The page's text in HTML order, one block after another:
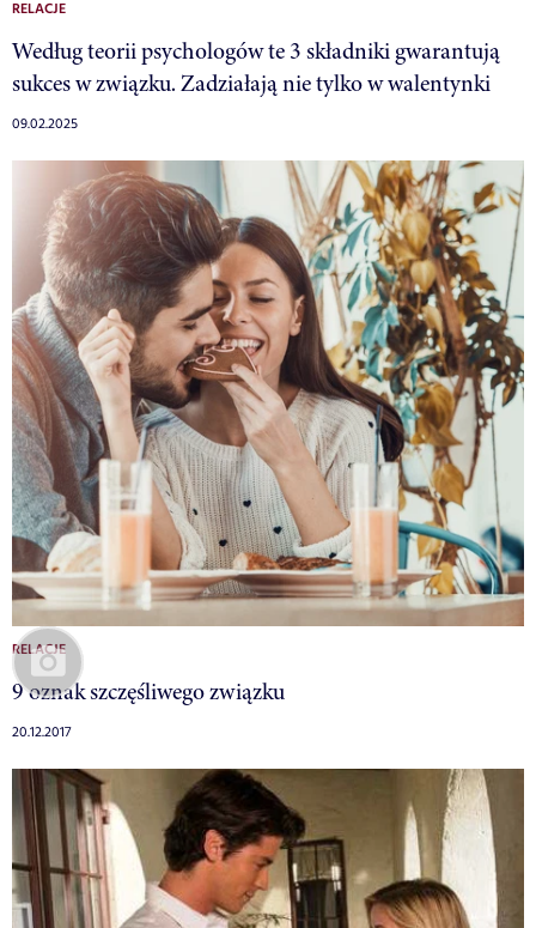
RELACJE
Według teorii psychologów te 3 składniki gwarantują
sukces w związku. Zadziałają nie tylko w walentynki
09.02.2025
RELACJE
9 oznak szczęśliwego związku
20.12.2017